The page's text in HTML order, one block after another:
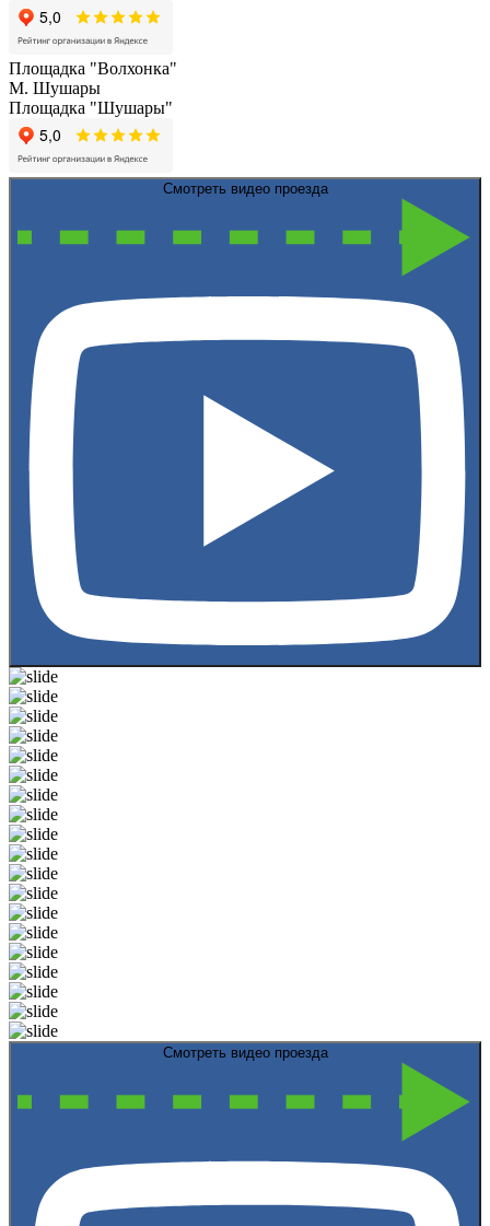
Площадка "Волхонка"
М. Шушары
Площадка "Шушары"
Смотреть видео проезда
Смотреть видео проезда